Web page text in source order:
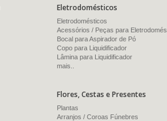
Eletrodomésticos
Eletrodomésticos
Acessórios / Peças para
Bocal para Aspirador de Pó
Copo para Liquidificador
Lâmina para Liquidificador
mais..
Flores, Cestas e Presentes
Plantas
Arranjos / Coroas Fúnebres